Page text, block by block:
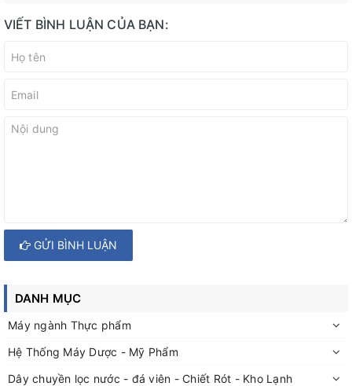
VIẾT BÌNH LUẬN CỦA BẠN:
GỬI BÌNH LUẬN
DANH MỤC
Máy ngành Thực phẩm
Hệ Thống Máy Dược - Mỹ Phẩm
Dây chuyền lọc nước - đá viên - Chiết Rót - Kho Lạnh